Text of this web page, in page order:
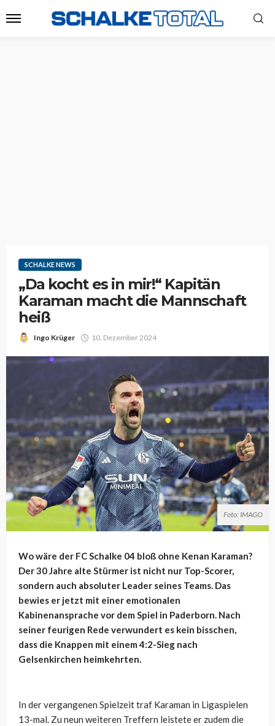
SCHALKE NEWS
„Da kocht es in mir!“ Kapitän
Karaman macht die Mannschaft
heiß
Ingo Krüger 10. Dezember 2024
Foto: IMAGO
Wo wäre der FC Schalke 04 bloß ohne Kenan Karaman?
Der 30 Jahre alte Stürmer ist nicht nur Top-Scorer,
sondern auch absoluter Leader seines Teams. Das
bewies er jetzt mit einer emotionalen
Kabinenansprache vor dem Spiel in Paderborn. Nach
seiner feurigen Rede verwundert es kein bisschen,
dass die Knappen mit einem 4:2-Sieg nach
Gelsenkirchen heimkehrten.
In der vergangenen Spielzeit traf Karaman in Ligaspielen
13-mal. Zu neun weiteren Treffern leistete er zudem die